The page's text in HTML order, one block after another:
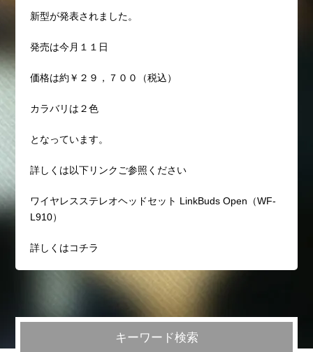
新型が発表されました。
発売は今月１１日
価格は約￥２９，７００（税込）
カラバリは２色
となっています。
詳しくは以下リンクご参照ください
ワイヤレスステレオヘッドセット LinkBuds Open（WF-
L910）
詳しくはコチラ
キーワード検索